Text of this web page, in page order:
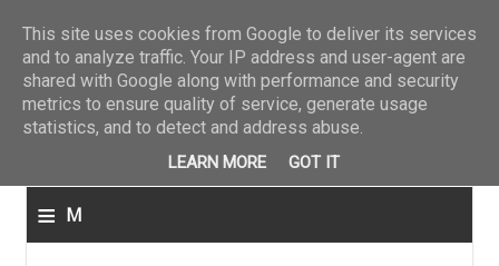
≡ M
This site uses cookies from Google to deliver its services
and to analyze traffic. Your IP address and user-agent are
shared with Google along with performance and security
metrics to ensure quality of service, generate usage
statistics, and to detect and address abuse.
LEARN MORE GOT IT